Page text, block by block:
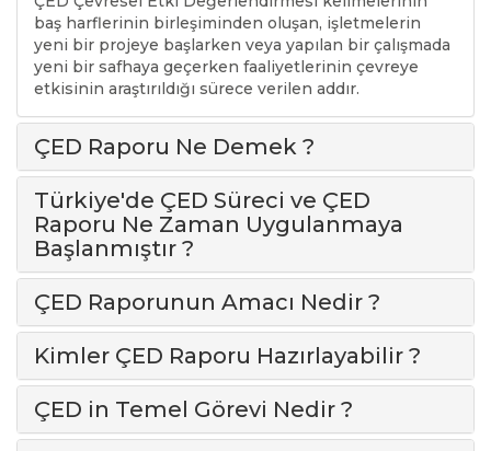
baş harflerinin birleşiminden oluşan, işletmelerin
yeni bir projeye başlarken veya yapılan bir çalışmada
yeni bir safhaya geçerken faaliyetlerinin çevreye
etkisinin araştırıldığı sürece verilen addır.
ÇED Raporu Ne Demek ?
Türkiye'de ÇED Süreci ve ÇED
Raporu Ne Zaman Uygulanmaya
Başlanmıştır ?
ÇED Raporunun Amacı Nedir ?
Kimler ÇED Raporu Hazırlayabilir ?
ÇED in Temel Görevi Nedir ?